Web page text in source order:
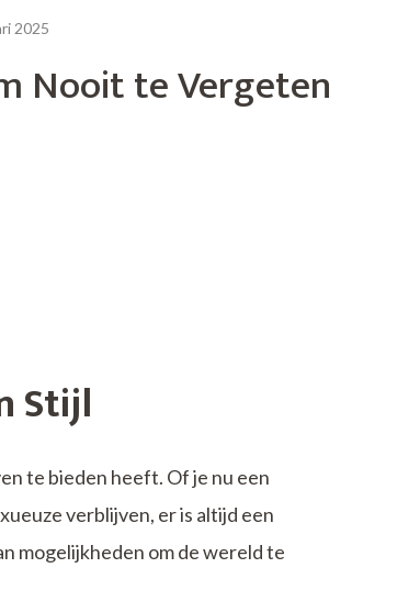
2025
Nooit te Vergeten
Stijl
te bieden heeft. Of je nu een
verblijven, er is altijd een
mogelijkheden om de wereld te